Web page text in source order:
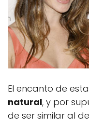
El encanto de
natural, y por
de ser similar al